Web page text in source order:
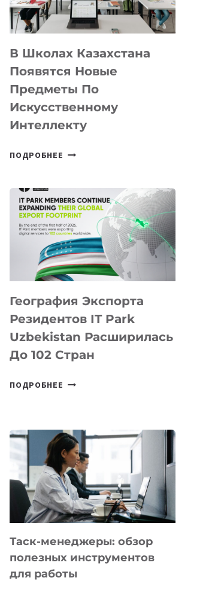
—
МЕЖДУНАРОДНУЮ
ДЛЯ
ТЕХНОЛОГИЧЕСКИХ
СТАРТАПОВ
В Школах Казахстана
Появятся Новые
Предметы По
Искусственному
Интеллекту
ПОДРОБНЕЕ
ПОЯВЯТСЯ
НОВЫЕ
ПРЕДМЕТЫ
ПО
ИСКУССТВЕННОМУ
ИНТЕЛЛЕКТУ
География Экспорта
Резидентов IT Park
Uzbekistan Расширилась
До 102 Стран
ПОДРОБНЕЕ ГЕОГРАФИЯ
PARK
UZBEKISTAN
РАСШИРИЛАСЬ
ДО
102
СТРАН
Таск-менеджеры: обзор
полезных инструментов
для работы